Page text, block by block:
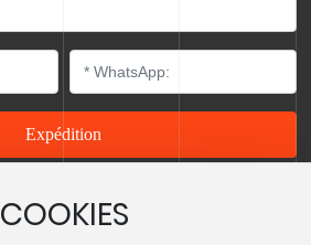
COOKIES
Expédition